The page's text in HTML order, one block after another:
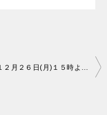
本日１２月２６日(月)１５時より年末年越しパーティアイテム登場 ※数量限定あり ラストおまけあり